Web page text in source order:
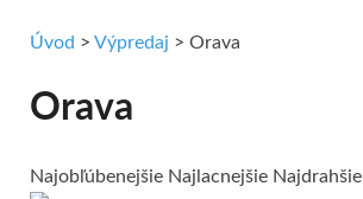
Úvod > Výpredaj > Orava
Orava
Najobľúbenejšie Najlacnejšie Najdrahšie